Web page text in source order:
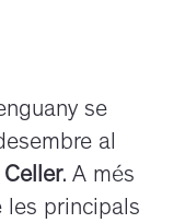
se
al
. A més
les principals